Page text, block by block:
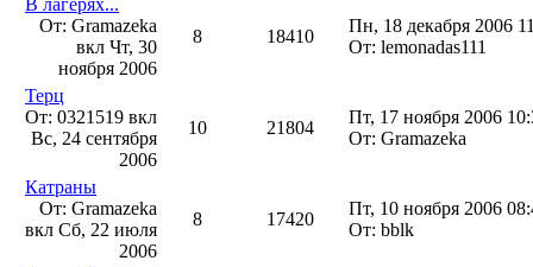
В лагерях...
От: Gramazeka
вкл Чт, 30
ноября 2006
8 18410
Пн, 18 декабря 2006
От: lemonadas111
Терц
От: 0321519 вкл
Вс, 24 сентября
2006
10 21804
Пт, 17 ноября 2006
От: Gramazeka
Катраны
От: Gramazeka
вкл Сб, 22 июля
2006
8 17420
Пт, 10 ноября 2006
От: bblk